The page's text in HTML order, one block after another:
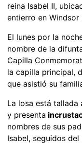
reina Isabel II,
entierro en Windsor
El lunes por la
nombre de la
Capilla
la capilla principal,
que asistió su
La losa está tallada
y presenta
nombres de sus
Isabel, seguidos